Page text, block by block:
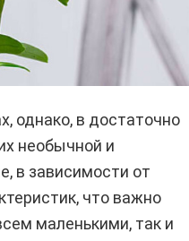
однако, в достаточно
необычной и
в зависимости от
что важно
маленькими, так и